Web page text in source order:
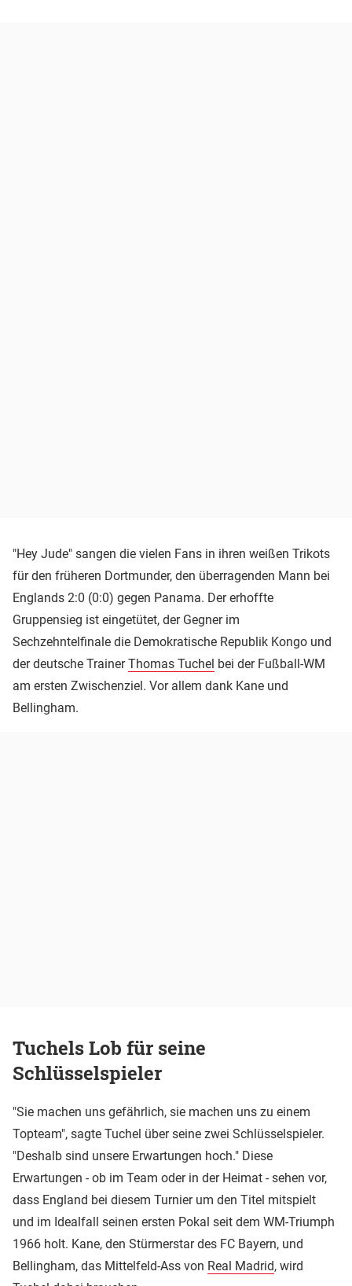
"Hey Jude" sangen die vielen Fans in ihren weißen Trikots
für den früheren Dortmunder, den überragenden Mann bei
Englands 2:0 (0:0) gegen Panama. Der erhoffte
Gruppensieg ist eingetütet, der Gegner im
Sechzehntelfinale die Demokratische Republik Kongo und
der deutsche TrainerThomas Tuchel bei der Fußball-WM
am ersten Zwischenziel. Vor allem dank Kane und
Bellingham.
Tuchels Lob für seine
Schlüsselspieler
"Sie machen uns gefährlich, sie machen uns zu einem
Topteam", sagte Tuchel über seine zwei Schlüsselspieler.
"Deshalb sind unsere Erwartungen hoch." Diese
Erwartungen - ob im Team oder in der Heimat - sehen vor,
dass England bei diesem Turnier um den Titel mitspielt
und im Idealfall seinen ersten Pokal seit dem WM-Triumph
1966 holt. Kane, den Stürmerstar des FC Bayern, und
Bellingham, das Mittelfeld-Ass von Real Madrid, wird